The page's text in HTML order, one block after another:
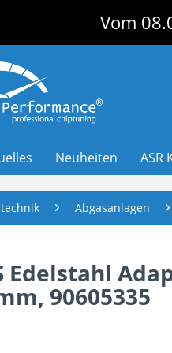
Vom
Neuheiten ASR
Abgasanlagen
Edelstahl
90605335